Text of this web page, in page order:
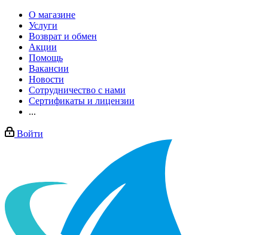
О магазине
Услуги
Возврат и обмен
Акции
Помощь
Вакансии
Новости
Сотрудничество с нами
Сертификаты и лицензии
...
Войти